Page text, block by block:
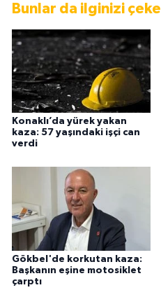
Bunlar da ilginizi
Konaklı’da yürek yakan
kaza: 57 yaşındaki işçi can
verdi
Gökbel'de korkutan kaza:
Başkanın eşine motosiklet
çarptı